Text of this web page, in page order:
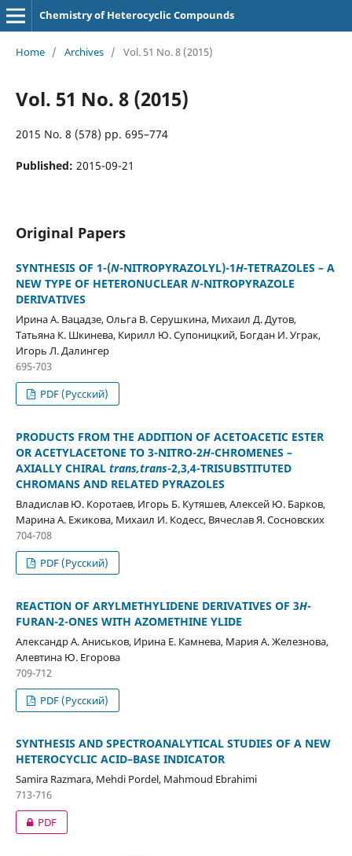
Chemistry of Heterocyclic Compounds
Home / Archives / Vol. 51 No. 8 (2015)
Vol. 51 No. 8 (2015)
2015 No. 8 (578) pp. 695–774
Published: 2015-09-21
Original Papers
SYNTHESIS OF 1-(N-NITROPYRAZOLYL)-1Н-TETRAZOLES – A
NEW TYPE OF HETERONUCLEAR N-NITROPYRAZOLE
DERIVATIVES
Ирина А. Вацадзе, Ольга В. Серушкина, Михаил Д. Дутов,
Татьяна К. Шкинева, Кирилл Ю. Супоницкий, Богдан И. Уграк,
Игорь Л. Далингер
695-703
PDF (Русский)
PRODUCTS FROM THE ADDITION OF ACETOACETIC ESTER
OR ACETYLACETONE TO 3-NITRO-2Н-CHROMENES –
AXIALLY CHIRAL trans,trans-2,3,4-TRISUBSTITUTED
CHROMANS AND RELATED PYRAZOLES
Владислав Ю. Коротаев, Игорь Б. Кутяшев, Алексей Ю. Барков,
Марина А. Ежикова, Михаил И. Кодесс, Вячеслав Я. Сосновских
704-708
PDF (Русский)
REACTION OF ARYLMETHYLIDENE DERIVATIVES OF 3H-
FURAN-2-ONES WITH AZOMETHINE YLIDE
Александр А. Аниськов, Ирина Е. Камнева, Мария А. Железнова,
Алевтина Ю. Егорова
709-712
PDF (Русский)
SYNTHESIS AND SPECTROANALYTICAL STUDIES OF A NEW
HETEROCYCLIC ACID–BASE INDICATOR
Samira Razmara, Mehdi Pordel, Mahmoud Ebrahimi
713-716
PDF